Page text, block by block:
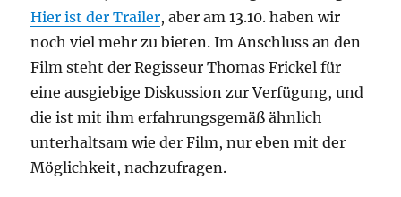
Hier ist der Trailer, aber am 13.10. haben wir
noch viel mehr zu bieten. Im Anschluss an den
Film steht der Regisseur Thomas Frickel für
eine ausgiebige Diskussion zur Verfügung, und
die ist mit ihm erfahrungsgemäß ähnlich
unterhaltsam wie der Film, nur eben mit der
Möglichkeit, nachzufragen.